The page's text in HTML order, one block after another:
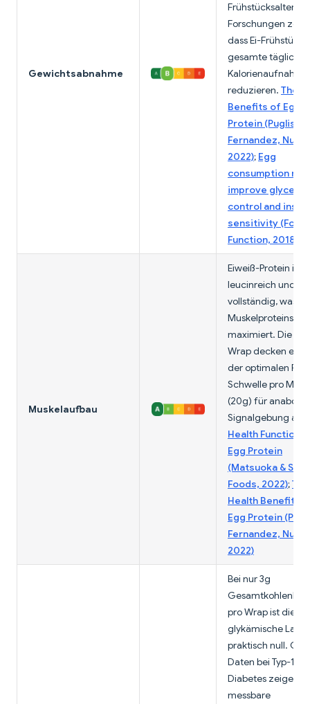
Gewichtsabnahme
Forschungen
dass Ei-
gesamte tägliche
Kalorienaufnahme
reduzieren. The
Benefits of Egg
Protein (Puglisi &
Fernandez,
2022); Egg
consumption may
improve
control and
sensitivity (Food
Function, 2018)
Muskelaufbau
Eiweiß-Protein ist
leucinreich und
vollständig, was
maximiert. Die
Wrap decken
der optimalen
Schwelle pro
(20g) für anabole
Signalgebung ab.
Health Functions
Egg Protein
(Matsuoka &
Foods, 2022);The
Health Benefits
Egg Protein
Fernandez,
2022)
Bei nur 3g
pro Wrap ist die
glykämische Last
praktisch null.
Daten bei Typ-1-
Diabetes zeigen
messbare